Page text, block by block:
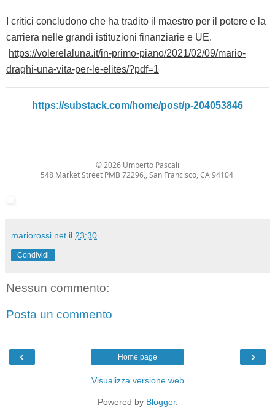
I critici concludono che ha tradito il maestro per il potere e la
carriera nelle grandi istituzioni finanziarie e UE.
https://volerelaluna.it/in-primo-piano/2021/02/09/mario-
draghi-una-vita-per-le-elites/?pdf=1
https://substack.com/home/post/p-204053846
© 2026 Umberto Pascali
548 Market Street PMB 72296,, San Francisco, CA 94104
mariorossi.net il 23:30
Condividi
Nessun commento:
Posta un commento
‹ ›
Home page
Visualizza versione web
Powered by Blogger.